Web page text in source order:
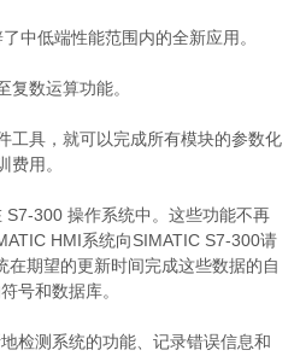
中低端性能范围内的全新应用。
复数运算功能。
工具，就可以完成所有模块的参数化
费用。
S7-300 操作系统中。这些功能不再
HMI系统向SIMATIC S7-300请
期望的更新时间完成这些数据的自
号和数据库。
检测系统的功能、记录错误信息和